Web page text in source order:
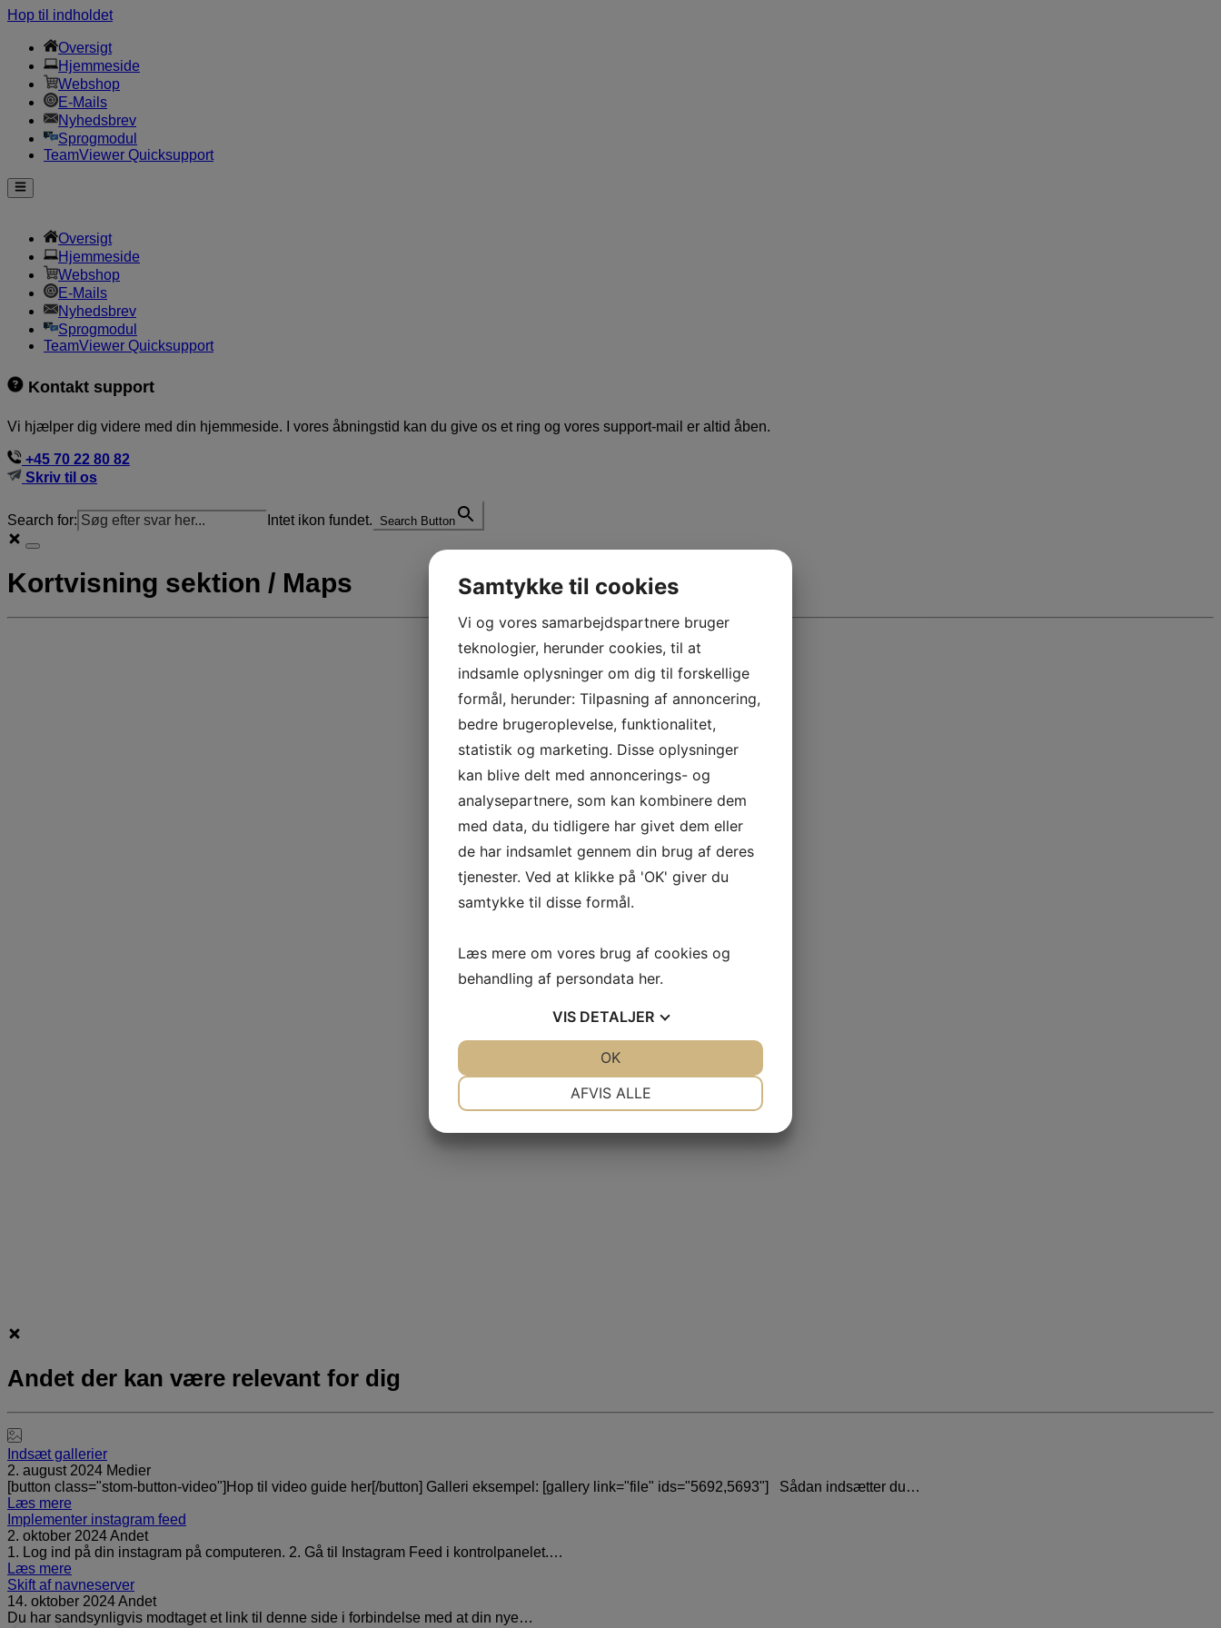
Hop til indholdet
Oversigt
Hjemmeside
Webshop
E-Mails
Nyhedsbrev
Sprogmodul
TeamViewer Quicksupport
Oversigt
Hjemmeside
Webshop
E-Mails
Nyhedsbrev
Sprogmodul
TeamViewer Quicksupport
Kontakt support
Vi hjælper dig videre med din hjemmeside. I vores åbningstid kan du give os et ring og vores support-mail er altid åben.
+45 70 22 80 82
Skriv til os
Search for: Intet ikon fundet. Search Button
Kortvisning sektion / Maps
Andet der kan være relevant for dig
Indsæt gallerier
2. august 2024 Medier
[button class="stom-button-video"]Hop til video guide her[/button] Galleri eksempel: [gallery link="file" ids="5692,5693"] Sådan indsætter du…
Læs mere
Implementer instagram feed
2. oktober 2024Andet
1. Log ind på din instagram på computeren. 2. Gå til Instagram Feed i kontrolpanelet.…
Læs mere
Skift af navneserver
14. oktober 2024Andet
Du har sandsynligvis modtaget et link til denne side i forbindelse med at din nye…
Samtykke til cookies
Vi og vores samarbejdspartnere bruger
teknologier, herunder cookies, til at
indsamle oplysninger om dig til forskellige
formål, herunder: Tilpasning af annoncering,
bedre brugeroplevelse, funktionalitet,
statistik og marketing. Disse oplysninger
kan blive delt med annoncerings- og
analysepartnere, som kan kombinere dem
med data, du tidligere har givet dem eller
de har indsamlet gennem din brug af deres
tjenester. Ved at klikke på 'OK' giver du
samtykke til disse formål.
Læs mere om vores brug af cookies og
behandling af persondata her.
VIS DETALJER
AFVIS ALLE
OK